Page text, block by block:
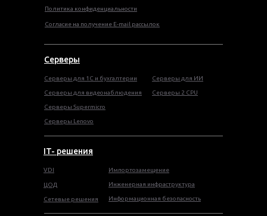
Политика конфиденциальности
Согласие на получение E-mail рассылок
Серверы
Серверы для 1С и бухгалтерии
Серверы для видеонаблюдения
Серверы Supermicro
Серверы Lenovo
Серверы для ИИ
Серверы 2 CPU
VDI
ЦОД
Сетевые решения
Импортозамещение
Инженерная инфраструктура
Информационная безопасность
IT- решения